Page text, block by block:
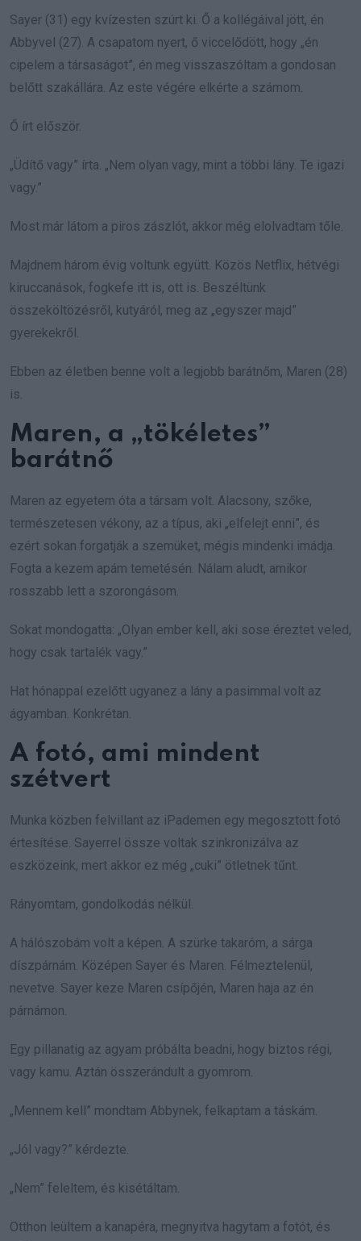
Sayer (31) egy kvízesten szúrt ki. Ő a kollégáival jött, én
Abbyvel (27). A csapatom nyert, ő viccelődött, hogy „én
cipelem a társaságot”, én meg visszaszóltam a gondosan
belőtt szakállára. Az este végére elkérte a számom.
Ő írt először.
„Üdítő vagy” írta. „Nem olyan vagy, mint a többi lány. Te igazi
vagy.”
Most már látom a piros zászlót, akkor még elolvadtam tőle.
Majdnem három évig voltunk együtt. Közös Netflix, hétvégi
kiruccanások, fogkefe itt is, ott is. Beszéltünk
összeköltözésről, kutyáról, meg az „egyszer majd”
gyerekekről.
Ebben az életben benne volt a legjobb barátnőm, Maren (28)
is.
Maren, a „tökéletes”
barátnő
Maren az egyetem óta a társam volt. Alacsony, szőke,
természetesen vékony, az a típus, aki „elfelejt enni”, és
ezért sokan forgatják a szemüket, mégis mindenki imádja.
Fogta a kezem apám temetésén. Nálam aludt, amikor
rosszabb lett a szorongásom.
Sokat mondogatta: „Olyan ember kell, aki sose éreztet veled,
hogy csak tartalék vagy.”
Hat hónappal ezelőtt ugyanez a lány a pasimmal volt az
ágyamban. Konkrétan.
A fotó, ami mindent
szétvert
Munka közben felvillant az iPademen egy megosztott fotó
értesítése. Sayerrel össze voltak szinkronizálva az
eszközeink, mert akkor ez még „cuki” ötletnek tűnt.
Rányomtam, gondolkodás nélkül.
A hálószobám volt a képen. A szürke takaróm, a sárga
díszpárnám. Középen Sayer és Maren. Félmeztelenül,
nevetve. Sayer keze Maren csípőjén, Maren haja az én
párnámon.
Egy pillanatig az agyam próbálta beadni, hogy biztos régi,
vagy kamu. Aztán összerándult a gyomrom.
„Mennem kell” mondtam Abbynek, felkaptam a táskám.
„Jól vagy?” kérdezte.
„Nem” feleltem, és kisétáltam.
Otthon leültem a kanapéra, megnyitva hagytam a fotót, és